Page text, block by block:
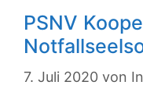
PSNV
7. Juli 2020 von